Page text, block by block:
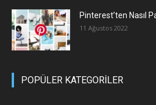
Pinterest’ten Nasıl
11 Ağustos 2022
POPÜLER KATEGORİLER